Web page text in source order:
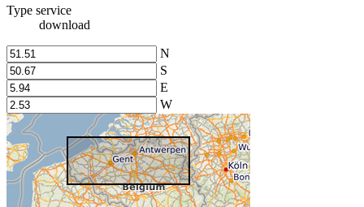
Type service
download
N
S
E
W